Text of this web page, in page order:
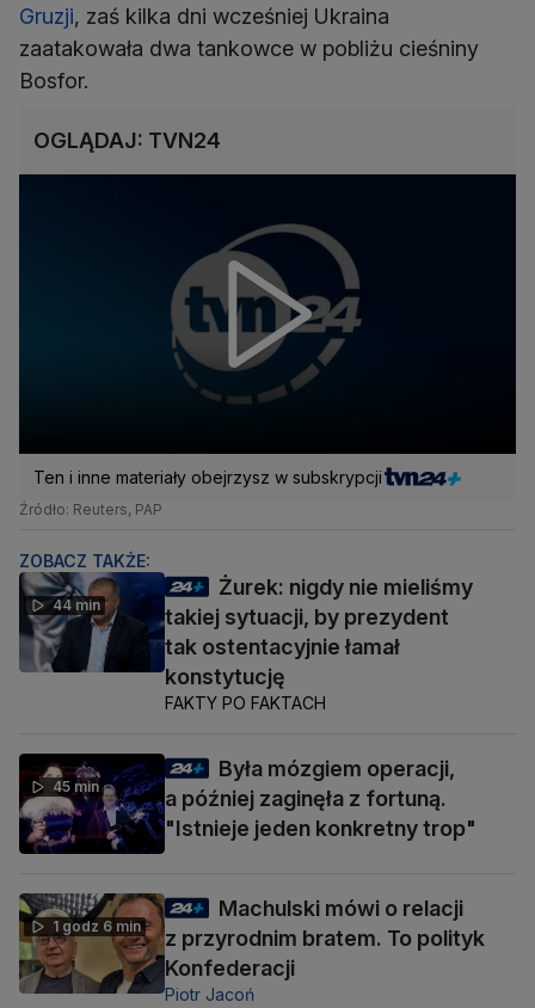
Gruzji, zaś kilka dni wcześniej Ukraina
zaatakowała dwa tankowce w pobliżu cieśniny
Bosfor.
OGLĄDAJ: TVN24
Ten i inne materiały obejrzysz w subskrypcji
Źródło: Reuters, PAP
ZOBACZ TAKŻE:
44 min
Żurek: nigdy nie mieliśmy
takiej sytuacji, by prezydent
tak ostentacyjnie łamał
konstytucję
FAKTY PO FAKTACH
45 min
Była mózgiem operacji,
a później zaginęła z fortuną.
"Istnieje jeden konkretny trop"
1 godz 6 min
Machulski mówi o relacji
z przyrodnim bratem. To polityk
Konfederacji
Piotr Jacoń